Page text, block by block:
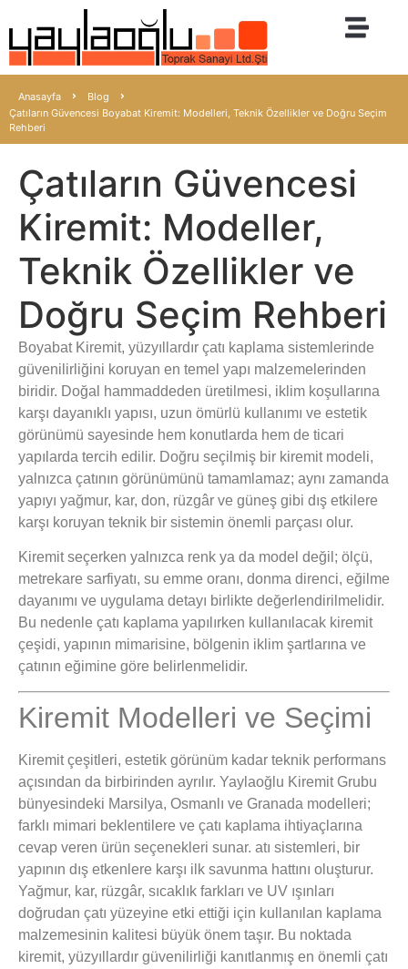
Anasayfa
Blog
Çatıların Güvencesi Boyabat Kiremit: Modelleri, Teknik Özellikler ve Doğru Seçim
Rehberi
Çatıların Güvencesi
Kiremit: Modeller,
Teknik Özellikler ve
Doğru Seçim Rehberi
Boyabat Kiremit, yüzyıllardır çatı kaplama sistemlerinde
güvenilirliğini koruyan en temel yapı malzemelerinden
biridir. Doğal hammaddeden üretilmesi, iklim koşullarına
karşı dayanıklı yapısı, uzun ömürlü kullanımı ve estetik
görünümü sayesinde hem konutlarda hem de ticari
yapılarda tercih edilir. Doğru seçilmiş bir kiremit modeli,
yalnızca çatının görünümünü tamamlamaz; aynı zamanda
yapıyı yağmur, kar, don, rüzgâr ve güneş gibi dış etkilere
karşı koruyan teknik bir sistemin önemli parçası olur.
Kiremit seçerken yalnızca renk ya da model değil; ölçü,
metrekare sarfiyatı, su emme oranı, donma direnci, eğilme
dayanımı ve uygulama detayı birlikte değerlendirilmelidir.
Bu nedenle çatı kaplama yapılırken kullanılacak kiremit
çeşidi, yapının mimarisine, bölgenin iklim şartlarına ve
çatının eğimine göre belirlenmelidir.
Kiremit Modelleri ve Seçimi
Kiremit çeşitleri, estetik görünüm kadar teknik performans
açısından da birbirinden ayrılır. Yaylaoğlu Kiremit Grubu
bünyesindeki Marsilya, Osmanlı ve Granada modelleri;
farklı mimari beklentilere ve çatı kaplama ihtiyaçlarına
cevap veren ürün seçenekleri sunar. atı sistemleri, bir
yapının dış etkenlere karşı ilk savunma hattını oluşturur.
Yağmur, kar, rüzgâr, sıcaklık farkları ve UV ışınları
doğrudan çatı yüzeyine etki ettiği için kullanılan kaplama
malzemesinin kalitesi büyük önem taşır. Bu noktada
kiremit, yüzyıllardır güvenilirliği kanıtlanmış en önemli çatı